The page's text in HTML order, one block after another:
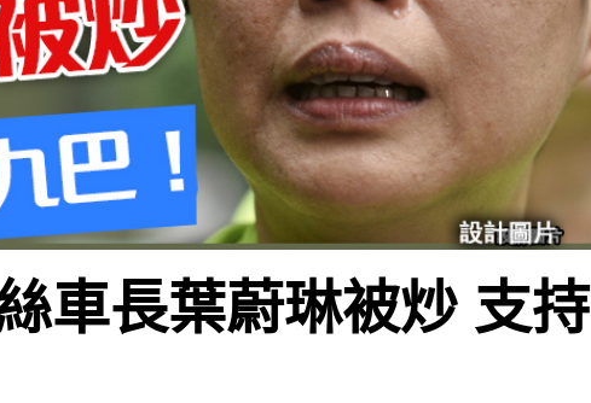
車長葉蔚琳被炒 支持